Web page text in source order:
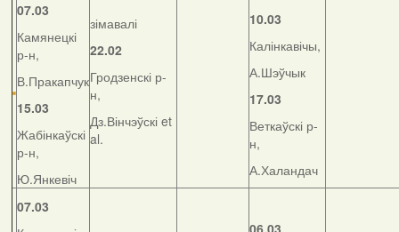
07.03
Камянецкі
р-н,
В.Пракапчук
15.03
Жабінкаўскі
р-н,
Ю.Янкевіч
зімавалі
22.02
Гродзенскі р-
н,
Дз.Вінчэўскі et
al.
10.03
Калінкавічы,
А.Шэўчык
17.03
Веткаўскі р-
н,
А.Халандач
07.03
06.03